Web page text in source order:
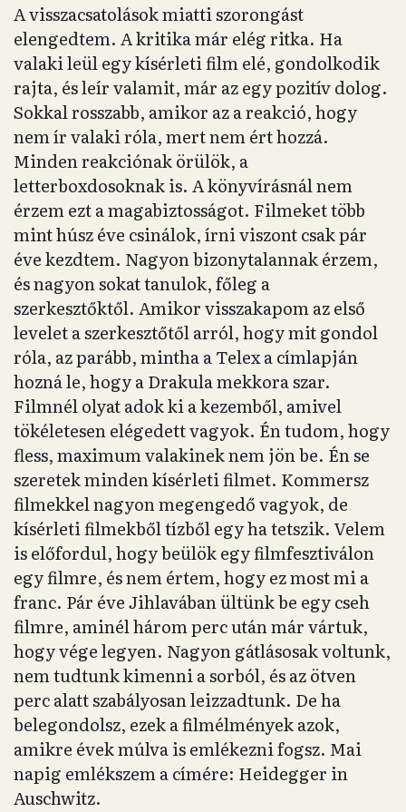
A visszacsatolások miatti szorongást
elengedtem. A kritika már elég ritka. Ha
valaki leül egy kísérleti film elé, gondolkodik
rajta, és leír valamit, már az egy pozitív dolog.
Sokkal rosszabb, amikor az a reakció, hogy
nem ír valaki róla, mert nem ért hozzá.
Minden reakciónak örülök, a
letterboxdosoknak is. A könyvírásnál nem
érzem ezt a magabiztosságot. Filmeket több
mint húsz éve csinálok, írni viszont csak pár
éve kezdtem. Nagyon bizonytalannak érzem,
és nagyon sokat tanulok, főleg a
szerkesztőktől. Amikor visszakapom az első
levelet a szerkesztőtől arról, hogy mit gondol
róla, az parább, mintha a Telex a címlapján
hozná le, hogy a Drakula mekkora szar.
Filmnél olyat adok ki a kezemből, amivel
tökéletesen elégedett vagyok. Én tudom, hogy
fless, maximum valakinek nem jön be. Én se
szeretek minden kísérleti filmet. Kommersz
filmekkel nagyon megengedő vagyok, de
kísérleti filmekből tízből egy ha tetszik. Velem
is előfordul, hogy beülök egy filmfesztiválon
egy filmre, és nem értem, hogy ez most mi a
franc. Pár éve Jihlavában ültünk be egy cseh
filmre, aminél három perc után már vártuk,
hogy vége legyen. Nagyon gátlásosak voltunk,
nem tudtunk kimenni a sorból, és az ötven
perc alatt szabályosan leizzadtunk. De ha
belegondolsz, ezek a filmélmények azok,
amikre évek múlva is emlékezni fogsz. Mai
napig emlékszem a címére: Heidegger in
Auschwitz.